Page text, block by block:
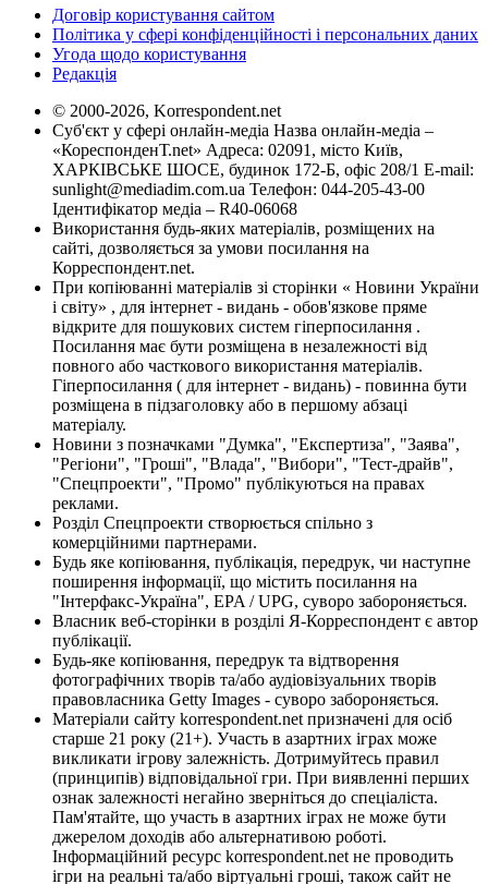
Договір користування сайтом
Політика у сфері конфіденційності і персональних даних
Угода щодо користування
Редакція
© 2000-2026, Korrespondent.net
Суб'єкт у сфері онлайн-медіа Назва онлайн-медіа –
«КореспонденТ.net» Адреса: 02091, місто Київ,
ХАРКІВСЬКЕ ШОСЕ, будинок 172-Б, офіс 208/1 E-mail:
sunlight@mediadim.com.ua Телефон: 044-205-43-00
Ідентифікатор медіа – R40-06068
Використання будь-яких матеріалів, розміщених на
сайті, дозволяється за умови посилання на
Корреспондент.net.
При копіюванні матеріалів зі сторінки « Новини України
і світу» , для інтернет - видань - обов'язкове пряме
відкрите для пошукових систем гіперпосилання .
Посилання має бути розміщена в незалежності від
повного або часткового використання матеріалів.
Гіперпосилання ( для інтернет - видань) - повинна бути
розміщена в підзаголовку або в першому абзаці
матеріалу.
Новини з позначками "Думка", "Експертиза", "Заява",
"Регіони", "Гроші", "Влада", "Вибори", "Тест-драйв",
"Спецпроекти", "Промо" публікуються на правах
реклами.
Розділ Спецпроекти створюється спільно з
комерційними партнерами.
Будь яке копіювання, публікація, передрук, чи наступне
поширення інформації, що містить посилання на
"Інтерфакс-Україна", EPA / UPG, суворо забороняється.
Власник веб-сторінки в розділі Я-Корреспондент є автор
публікації.
Будь-яке копіювання, передрук та відтворення
фотографічних творів та/або аудіовізуальних творів
правовласника Getty Images - суворо забороняється.
Матеріали сайту korrespondent.net призначені для осіб
старше 21 року (21+). Участь в азартних іграх може
викликати ігрову залежність. Дотримуйтесь правил
(принципів) відповідальної гри. При виявленні перших
ознак залежності негайно зверніться до спеціаліста.
Пам'ятайте, що участь в азартних іграх не може бути
джерелом доходів або альтернативою роботі.
Інформаційний ресурс korrespondent.net не проводить
ігри на реальні та/або віртуальні гроші, також сайт не